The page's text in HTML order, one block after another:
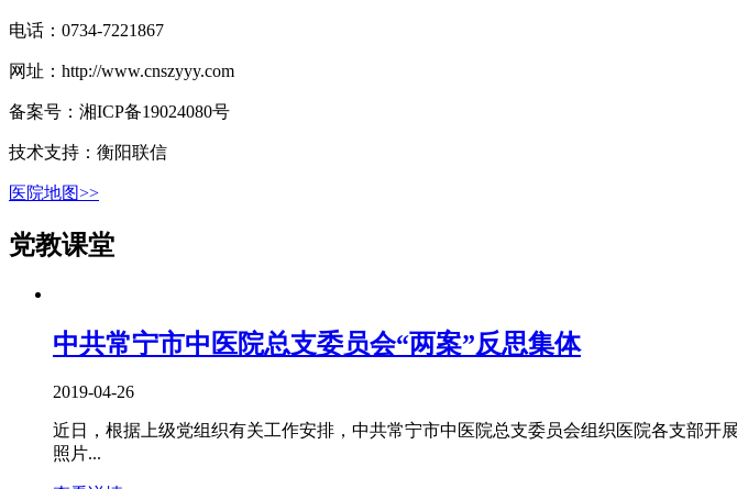
电话：0734-7221867
网址：http://www.cnszyyy.com
备案号：湘ICP备19024080号
技术支持：衡阳联信
医院地图>>
党教课堂
中共常宁市中医院总支委员会“两案”反思集体
2019-04-26
近日，根据上级党组织有关工作安排，中共常宁市中医院总支委员会组织医院各支部
照片...